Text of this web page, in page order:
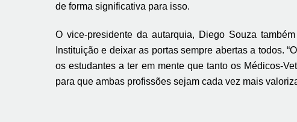
de forma significativa para isso.
O vice-presidente da autarquia, Diego Souza
nstituição e deixar as portas sempre abertas a todos. “O
os estudantes a ter em mente que tanto os Médicos-
para que ambas profissões sejam cada vez mais